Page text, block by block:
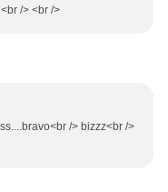
/> <br />
/> bizzz<br />